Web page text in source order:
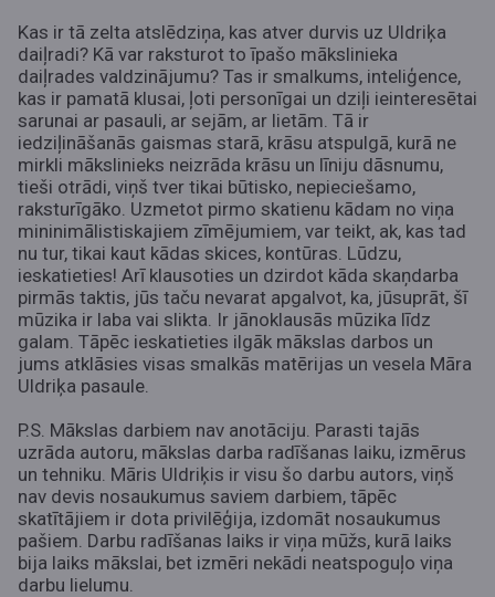
Kas ir tā zelta atslēdziņa, kas atver durvis uz Uldriķa
daiļradi? Kā var raksturot to īpašo mākslinieka
daiļrades valdzinājumu? Tas ir smalkums, inteliģence,
kas ir pamatā klusai, ļoti personīgai un dziļi ieinteresētai
sarunai ar pasauli, ar sejām, ar lietām. Tā ir
iedziļināšanās gaismas starā, krāsu atspulgā, kurā ne
mirkli mākslinieks neizrāda krāsu un līniju dāsnumu,
tieši otrādi, viņš tver tikai būtisko, nepieciešamo,
raksturīgāko. Uzmetot pirmo skatienu kādam no viņa
mininimālistiskajiem zīmējumiem, var teikt, ak, kas tad
nu tur, tikai kaut kādas skices, kontūras. Lūdzu,
ieskatieties! Arī klausoties un dzirdot kāda skaņdarba
pirmās taktis, jūs taču nevarat apgalvot, ka, jūsuprāt, šī
mūzika ir laba vai slikta. Ir jānoklausās mūzika līdz
galam. Tāpēc ieskatieties ilgāk mākslas darbos un
jums atklāsies visas smalkās matērijas un vesela Māra
Uldriķa pasaule.
P.S. Mākslas darbiem nav anotāciju. Parasti tajās
uzrāda autoru, mākslas darba radīšanas laiku, izmērus
un tehniku. Māris Uldriķis ir visu šo darbu autors, viņš
nav devis nosaukumus saviem darbiem, tāpēc
skatītājiem ir dota privilēģija, izdomāt nosaukumus
pašiem. Darbu radīšanas laiks ir viņa mūžs, kurā laiks
bija laiks mākslai, bet izmēri nekādi neatspoguļo viņa
darbu lielumu.